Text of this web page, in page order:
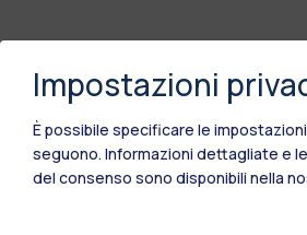
Impostazioni
È possibile specificare le
seguono. Informazioni dettagliate e
del consenso sono disponibili nella